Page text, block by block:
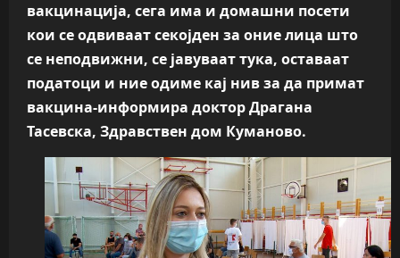
вакцинација, сега има и домашни посети
кои се одвиваат секојден за оние лица што
се неподвижни, се јавуваат тука, оставаат
податоци и ние одиме кај нив за да примат
вакцина-информира доктор Драгана
Тасевска, Здравствен дом Куманово.